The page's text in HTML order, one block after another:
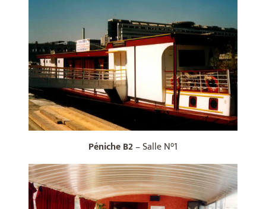
Péniche B2– Salle N°1